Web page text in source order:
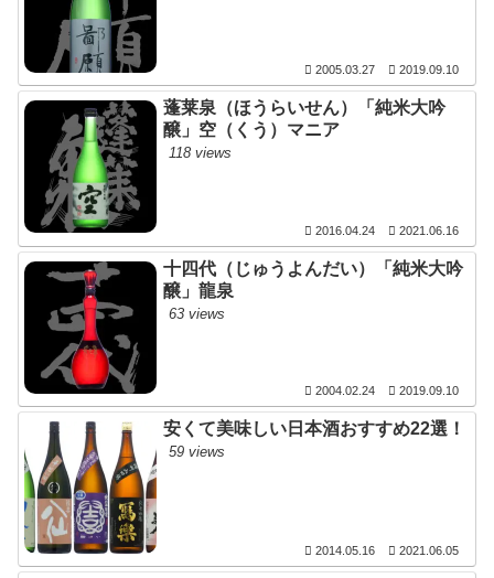
2005.03.27 2019.09.10
蓬莱泉（ほうらいせん）「純米大吟
醸」空（くう）マニア
118 views
2016.04.24 2021.06.16
十四代（じゅうよんだい）「純米大吟
醸」龍泉
63 views
2004.02.24 2019.09.10
安くて美味しい日本酒おすすめ22選！
59 views
2014.05.16 2021.06.05